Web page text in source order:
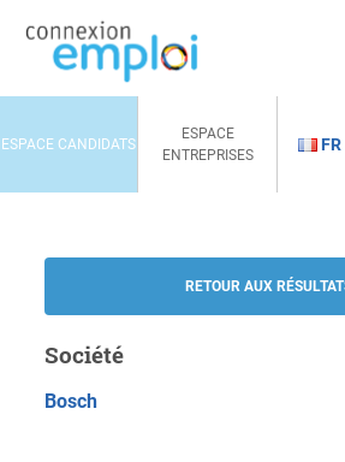
ESPACE CANDIDATS
ESPACE
ENTREPRISES
FR
RETOUR AUX
Société
Bosch